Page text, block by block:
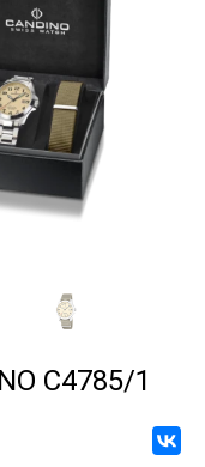
C4785/1